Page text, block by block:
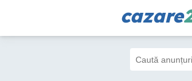
cazare
Filtre 3